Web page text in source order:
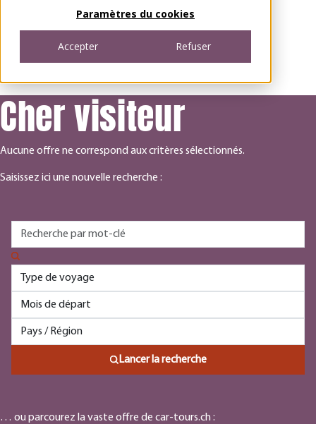
Paramètres du cookies
Accepter Refuser
Cher visiteur
Aucune offre ne correspond aux critères sélectionnés.
Saisissez ici une nouvelle recherche :
Lancer la recherche
… ou parcourez la vaste offre de car-tours.ch :